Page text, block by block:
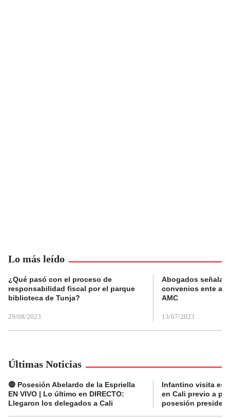
Lo más leído
¿Qué pasó con el proceso de
responsabilidad fiscal por el parque
biblioteca de Tunja?
29/08/2023
Abogados
convenios ente
AMC
13/07/2023
Últimas Noticias
🔴 Posesión Abelardo de la Espriella
EN VIVO | Lo último en DIRECTO:
Llegaron los delegados a Cali
Infantino visita
en Cali previo a
posesión